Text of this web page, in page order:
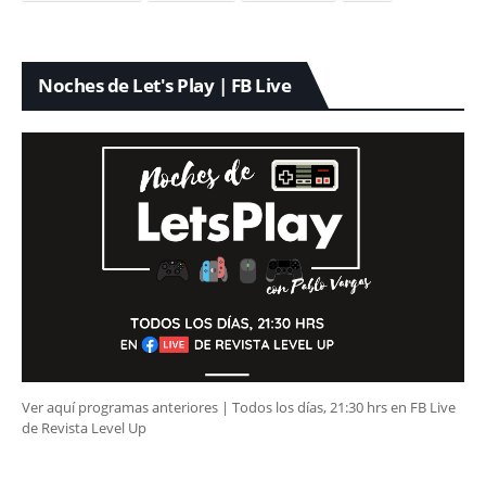
Noches de Let's Play | FB Live
Ver aquí programas anteriores | Todos los días, 21:30 hrs en FB Live
de Revista Level Up